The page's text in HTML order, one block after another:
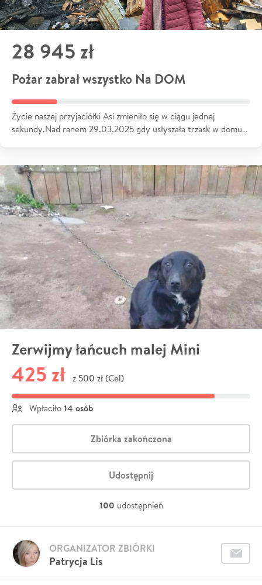
28 945 zł
Pożar zabrał wszystko Na DOM
Życie naszej przyjaciółki Asi zmieniło się w ciągu jednej
sekundy.Nad ranem 29.03.2025 gdy usłyszała trzask w domu…
Zerwijmy łańcuch malej Mini
425 zł z 500 zł (Cel)
Wpłaciło 14 osób
Zbiórka zakończona
Udostępnij
100 udostępnień
Patrycja Lis
ORGANIZATOR ZBIÓRKI